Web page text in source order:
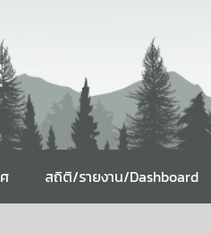
สถิติ/รายงาน/Dashboard